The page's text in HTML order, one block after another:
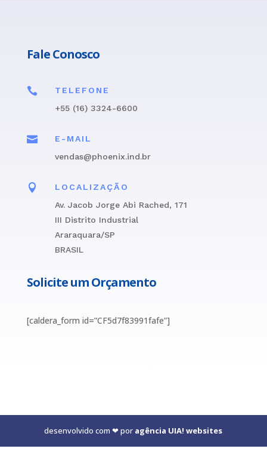
Fale Conosco

TELEFONE
+55 (16) 3324-6600

E-MAIL
vendas@phoenix.ind.br

LOCALIZAÇÃO
Av. Jacob Jorge Abi Rached, 171
III Distrito Industrial
Araraquara/SP
BRASIL
Solicite um Orçamento
[caldera_form id=”CF5d7f83991fafe”]
desenvolvido com ❤ por agência UIA! websites